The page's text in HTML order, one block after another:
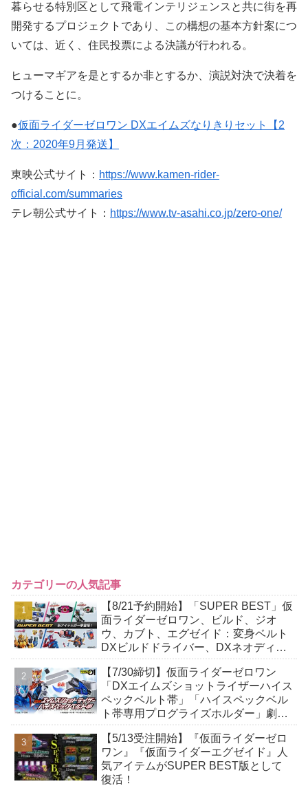
暮らせる特別区として飛電インテリジェンスと共に街を再
開発するプロジェクトであり、この構想の基本方針案につ
いては、近く、住民投票による決議が行われる。
ヒューマギアを是とするか非とするか、演説対決で決着を
つけることに。
●仮面ライダーゼロワン DXエイムズなりきりセット【2
次：2020年9月発送】
東映公式サイト： https://www.kamen-rider-
official.com/summaries
テレ朝公式サイト： https://www.tv-asahi.co.jp/zero-one/
カテゴリーの人気記事
【8/21予約開始】「SUPER BEST」仮
面ライダーゼロワン、ビルド、ジオ
ウ、カブト、エグゼイド：変身ベルト
DXビルドドライバー、DXネオディケ
か12点！
【7/30締切】仮面ライダーゼロワン
「DXエイムズショットライザーハイス
ペックベルト帯」「ハイスペックベル
ト帯専用プログライズホルダー」劇中
ペックアップ！
【5/13受注開始】『仮面ライダーゼロ
ワン』『仮面ライダーエグゼイド』人
気アイテムがSUPER BEST版として
復活！